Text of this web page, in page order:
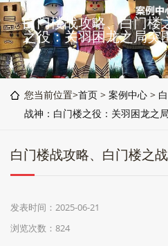
白门楼战攻略、白门楼
之役：关羽困龙之局突
您当前位置>首页 > 案例中心 >
战神：白门楼之役：关羽困龙之
发表时间：2025-06-21
浏览次数：824